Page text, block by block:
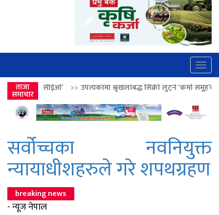
ताजा
समाचार
>>उपत्यकामा श्रृंखलाबद्ध सिक्री लुट्ने ‘कर्मा समूह’का नाइकेसहित पाँच
सर्वोच्चका नवनियुक्त
न्यायाधीशहरुले गरे शपथग्रहण
breaking news
- न्यूज नेपाल